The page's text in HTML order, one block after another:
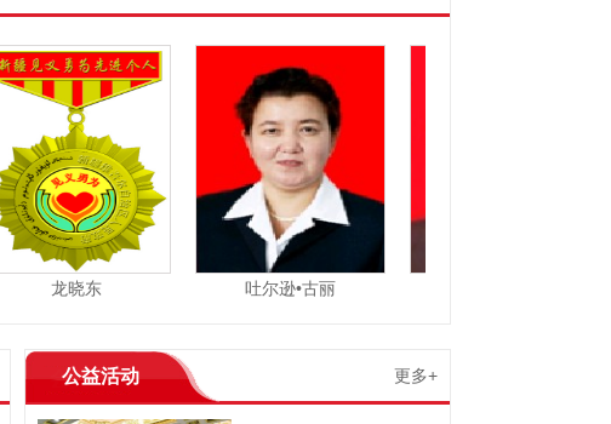
龙晓东 吐尔逊•古丽
公益活动 更多+